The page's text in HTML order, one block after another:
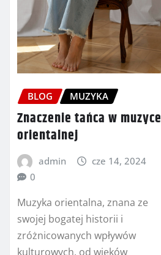
BLOG MUZYKA
Znaczenie tańca w muzyce
orientalnej
admin
cze 14, 2024
0
Muzyka orientalna, znana ze
swojej bogatej historii i
zróżnicowanych wpływów
kulturowych, od wieków